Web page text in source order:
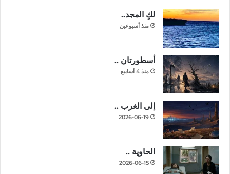
لكِ المجد..
منذ أسبوعين
أسطورتان ..
منذ 4 أسابيع
إلى الغرب ..
2026-06-19
الحاوية ..
2026-06-15